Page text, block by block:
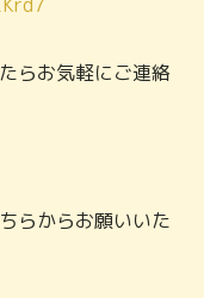
らお気軽にご連絡
らからお願いいた